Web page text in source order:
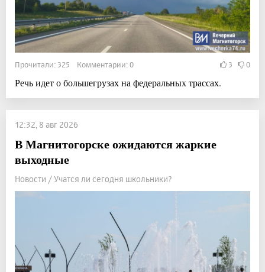
Прочитали: 325 Комментарии: 0 3 0
Речь идет о большегрузах на федеральных трассах.
12:32, 8 авг 2026
В Магнитогорске ожидаются жаркие
выходные
Новости / Учатся ли сегодня школьники?